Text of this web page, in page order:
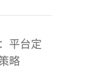
平台定
略